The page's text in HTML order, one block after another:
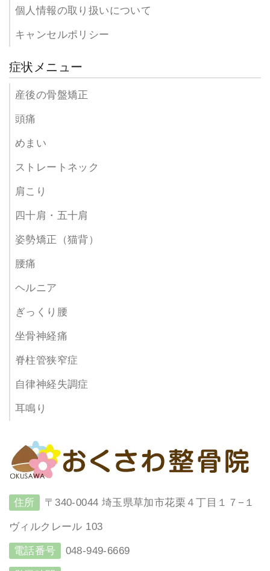
個人情報の取り扱いについて
キャンセルポリシー
症状メニュー
産後の骨盤矯正
頭痛
めまい
ストレートネック
肩こり
四十肩・五十肩
姿勢矯正（猫背）
腰痛
ヘルニア
ぎっくり腰
坐骨神経痛
脊柱管狭窄症
自律神経失調症
耳鳴り
住所 〒340-0044 埼玉県草加市花栗４丁目１７−１
ヴィルクレール 103
電話番号 048-949-6669